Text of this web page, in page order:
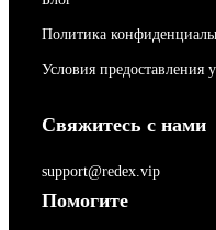
Политика
Условия предоставления
Свяжитесь с нами
support@redex.vip
Помогите